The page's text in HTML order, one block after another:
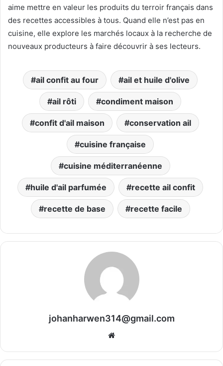
aime mettre en valeur les produits du terroir français dans
des recettes accessibles à tous. Quand elle n’est pas en
cuisine, elle explore les marchés locaux à la recherche de
nouveaux producteurs à faire découvrir à ses lecteurs.
ail confit au four ail et huile d'olive
ail rôti condiment maison
confit d'ail maison conservation ail
cuisine française
cuisine méditerranéenne
huile d'ail parfumée recette ail confit
recette de base recette facile
johanharwen314@gmail.com
Website